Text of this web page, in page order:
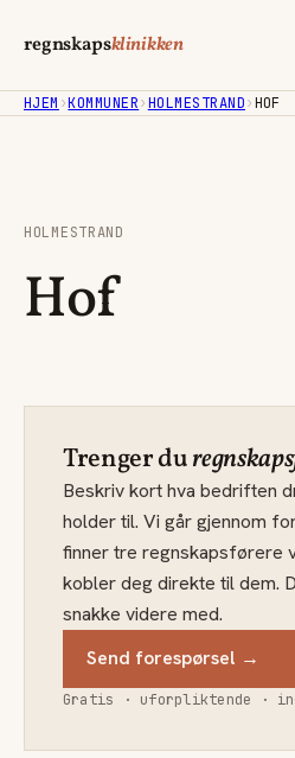
regnskapsklinikken
HJEM ›KOMMUNER›HOLMESTRAND›HOF
HOLMESTRAND
Hof
Trenger du
Beskriv kort hva bedriften
holder til. Vi går gjennom
finner tre regnskapsførere
kobler deg direkte til dem.
snakke videre med.
Send forespørsel →
Gratis · uforpliktende ·